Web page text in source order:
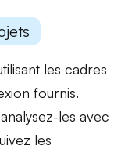
lescadres
fournis.
les avec
les